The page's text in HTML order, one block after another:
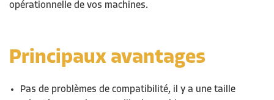
opérationnelle de vos machines.
Principaux avantages
Pas de problèmes de compatibilité, il y a une taille